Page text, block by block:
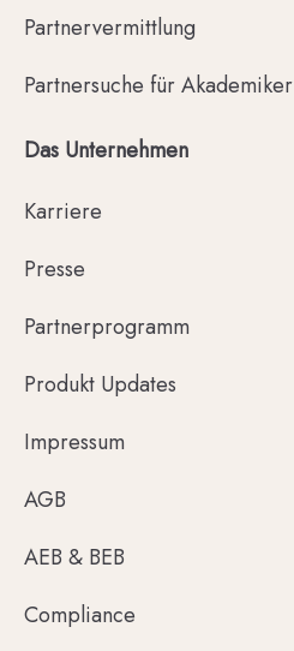
Partnervermittlung
Partnersuche für Akademiker
Das Unternehmen
Karriere
Presse
Partnerprogramm
Produkt Updates
Impressum
AGB
AEB & BEB
Compliance